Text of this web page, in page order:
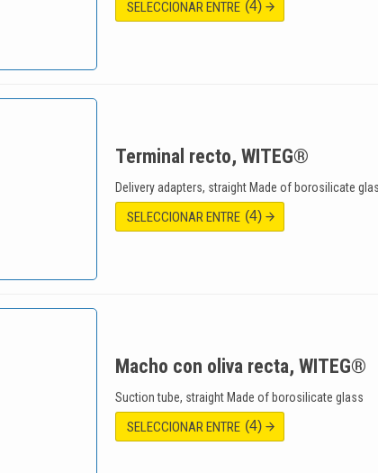
SELECCIONAR ENTRE (4)
Terminal recto, WITEG®
Delivery adapters, straight Made of borosilicate
SELECCIONAR ENTRE (4)
Macho con oliva recta, WITEG®
Suction tube, straight Made of borosilicate glass
SELECCIONAR ENTRE (4)